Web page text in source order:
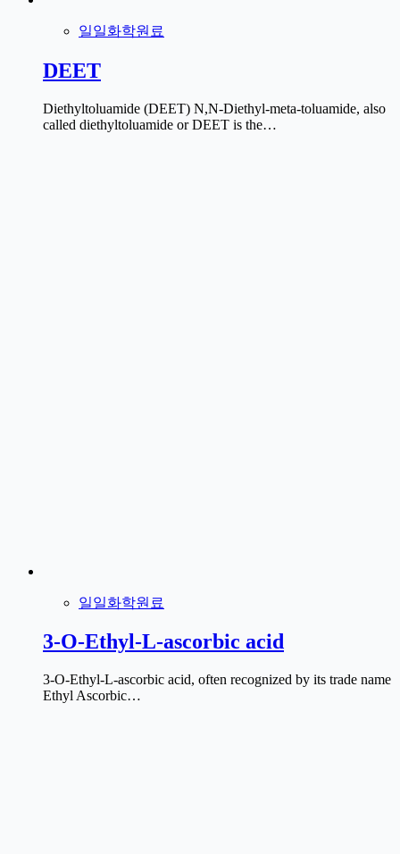
일일화학원료
DEET
Diethyltoluamide (DEET) N,N-Diethyl-meta-toluamide, also
called diethyltoluamide or DEET is the…
일일화학원료
3-O-Ethyl-L-ascorbic acid
3-O-Ethyl-L-ascorbic acid, often recognized by its trade name
Ethyl Ascorbic…